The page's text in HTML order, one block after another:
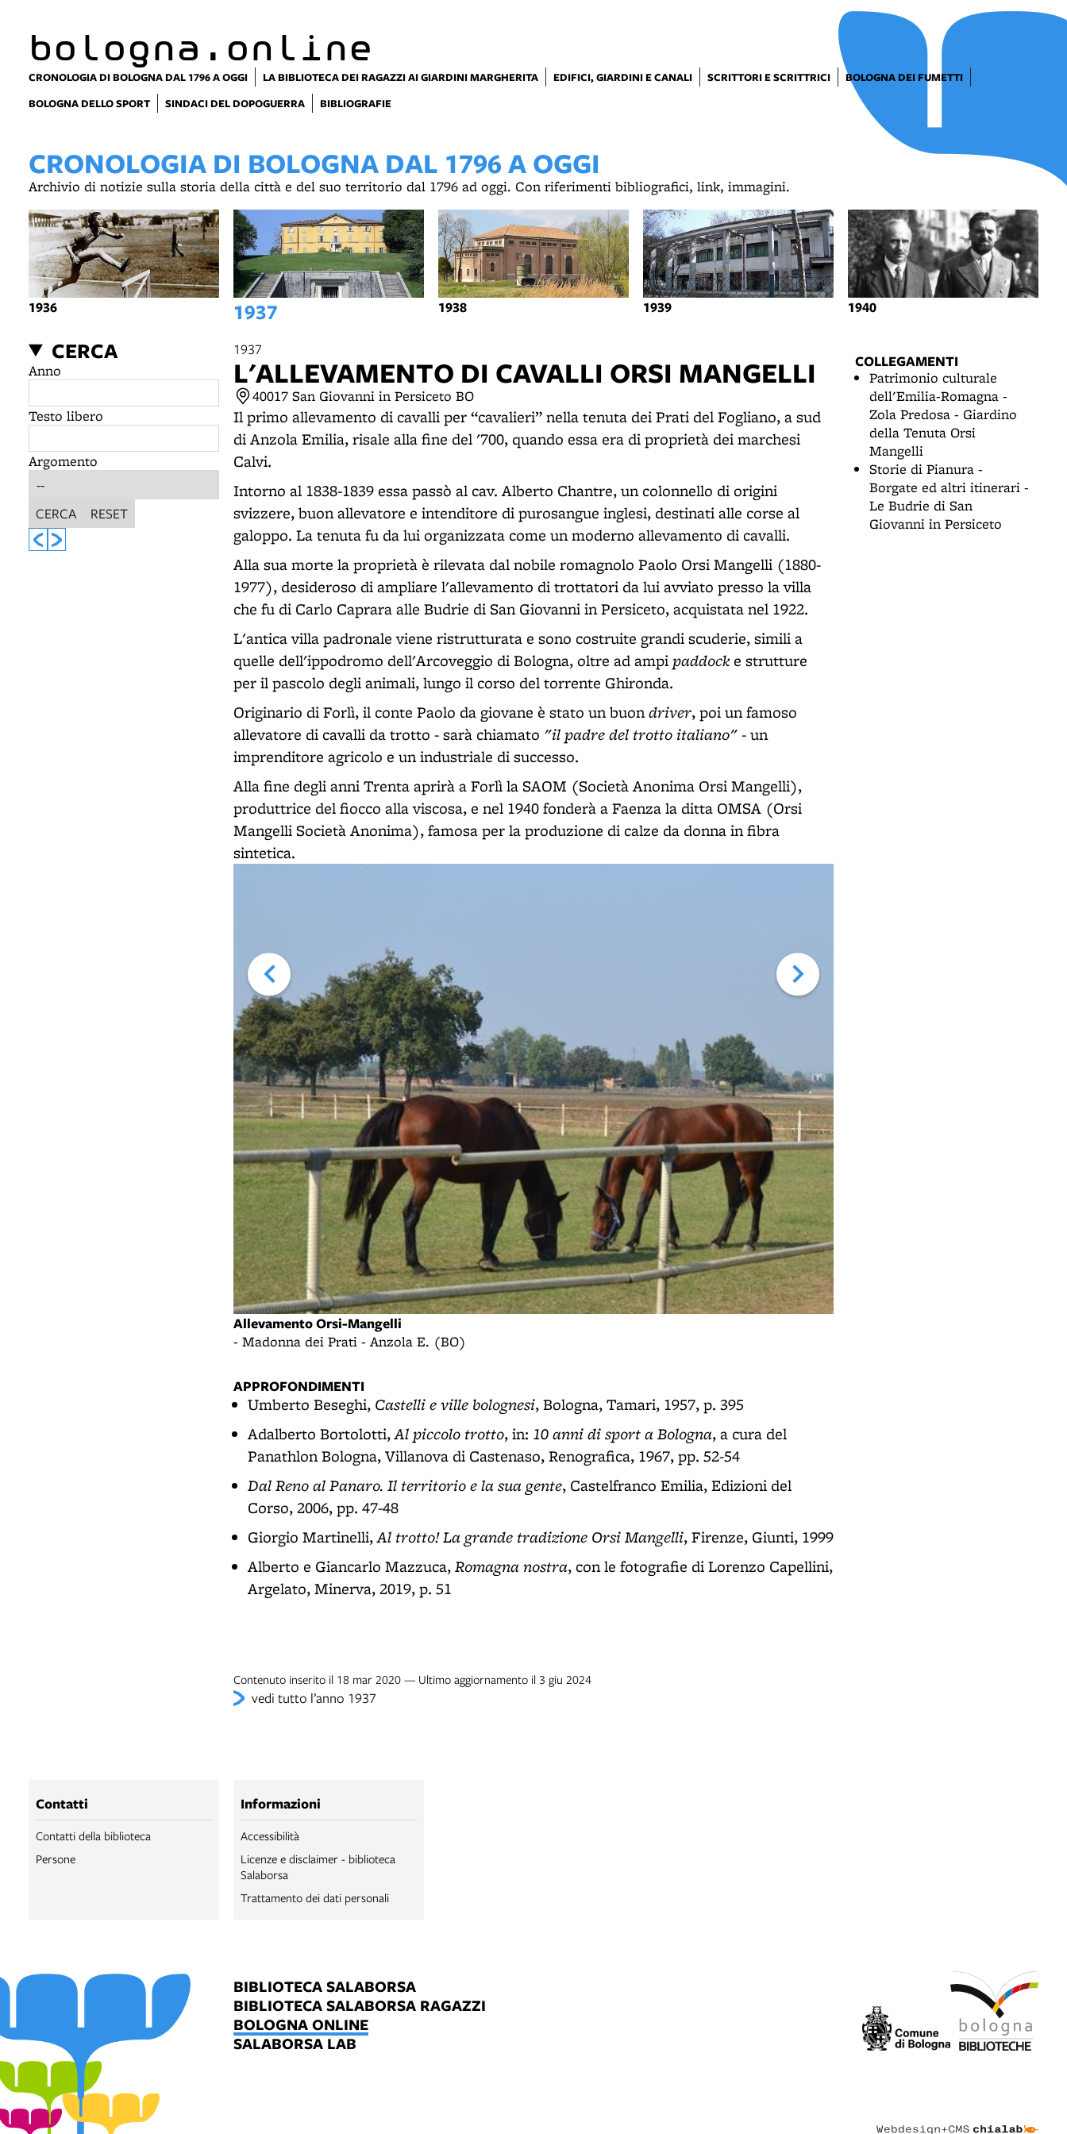
bologna.online
CRONOLOGIA DI BOLOGNA DAL 1796 A OGGI LA BIBLIOTECA DEI RAGAZZI AI GIARDINI MARGHERITA EDIFICI, GIARDINI E CANALI SCRITTORI E SCRITTRICI
BOLOGNA DEI FUMETTI
BOLOGNA DELLO SPORT
SINDACI DEL DOPOGUERRA BIBLIOGRAFIE
CRONOLOGIA DI BOLOGNA DAL 1796 A OGGI
Archivio di notizie sulla storia della città e del suo territorio dal 1796 ad oggi. Con riferimenti bibliografici, link, immagini.
1936 1937 1938 1939 1940
CERCA
Anno
Testo libero
Argomento
CERCA RESET
1937
L'ALLEVAMENTO DI CAVALLI ORSI MANGELLI
40017 San Giovanni in Persiceto BO
Il primo allevamento di cavalli per “cavalieri” nella tenuta dei Prati del Fogliano, a sud
di Anzola Emilia, risale alla fine del '700, quando essa era di proprietà dei marchesi
Calvi.
Intorno al 1838-1839 essa passò al cav. Alberto Chantre, un colonnello di origini
svizzere, buon allevatore e intenditore di purosangue inglesi, destinati alle corse al
galoppo. La tenuta fu da lui organizzata come un moderno allevamento di cavalli.
Alla sua morte la proprietà è rilevata dal nobile romagnolo Paolo Orsi Mangelli (1880-
1977), desideroso di ampliare l'allevamento di trottatori da lui avviato presso la villa
che fu di Carlo Caprara alle Budrie di San Giovanni in Persiceto, acquistata nel 1922.
L'antica villa padronale viene ristrutturata e sono costruite grandi scuderie, simili a
quelle dell'ippodromo dell'Arcoveggio di Bologna, oltre ad ampipaddock e strutture
per il pascolo degli animali, lungo il corso del torrente Ghironda.
Originario di Forlì, il conte Paolo da giovane è stato un buondriver, poi un famoso
allevatore di cavalli da trotto - sarà chiamato "il padre del trotto italiano"- un
imprenditore agricolo e un industriale di successo.
Alla fine degli anni Trenta aprirà a Forlì la SAOM (Società Anonima Orsi Mangelli),
produttrice del fiocco alla viscosa, e nel 1940 fonderà a Faenza la ditta OMSA (Orsi
Mangelli Società Anonima), famosa per la produzione di calze da donna in fibra
sintetica.
Allevamento Orsi-Mangelli
- Madonna dei Prati - Anzola E. (BO)
APPROFONDIMENTI
Umberto Beseghi, Castelli e ville bolognesi, Bologna, Tamari, 1957, p. 395
Adalberto Bortolotti,Al piccolo trotto, in: 10 anni di sport a Bologna, a cura del
Panathlon Bologna, Villanova di Castenaso, Renografica, 1967, pp. 52-54
Dal Reno al Panaro. Il territorio e la sua gente, Castelfranco Emilia, Edizioni del
Corso, 2006, pp. 47-48
Giorgio Martinelli,Al trotto! La grande tradizione Orsi Mangelli, Firenze, Giunti, 1999
Alberto e Giancarlo Mazzuca,Romagna nostra, con le fotografie di Lorenzo Capellini,
Argelato, Minerva, 2019, p. 51
Contenuto inserito il 18 mar 2020 — Ultimo aggiornamento il 3 giu 2024
vedi tutto l’anno 1937
COLLEGAMENTI
Patrimonio culturale
dell'Emilia-Romagna -
Zola Predosa - Giardino
della Tenuta Orsi
Mangelli
Storie di Pianura -
Borgate ed altri itinerari -
Le Budrie di San
Giovanni in Persiceto
Contatti
Contatti della biblioteca
Persone
Informazioni
Accessibilità
Licenze e disclaimer - biblioteca
Salaborsa
Trattamento dei dati personali
BIBLIOTECA SALABORSA
BIBLIOTECA SALABORSA RAGAZZI
BOLOGNA ONLINE
SALABORSA LAB